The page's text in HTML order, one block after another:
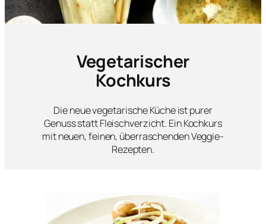
Vegetarischer
Kochkurs
Die neue vegetarische Küche ist purer
Genuss statt Fleischverzicht. Ein Kochkurs
mit neuen, feinen, überraschenden Veggie-
Rezepten.